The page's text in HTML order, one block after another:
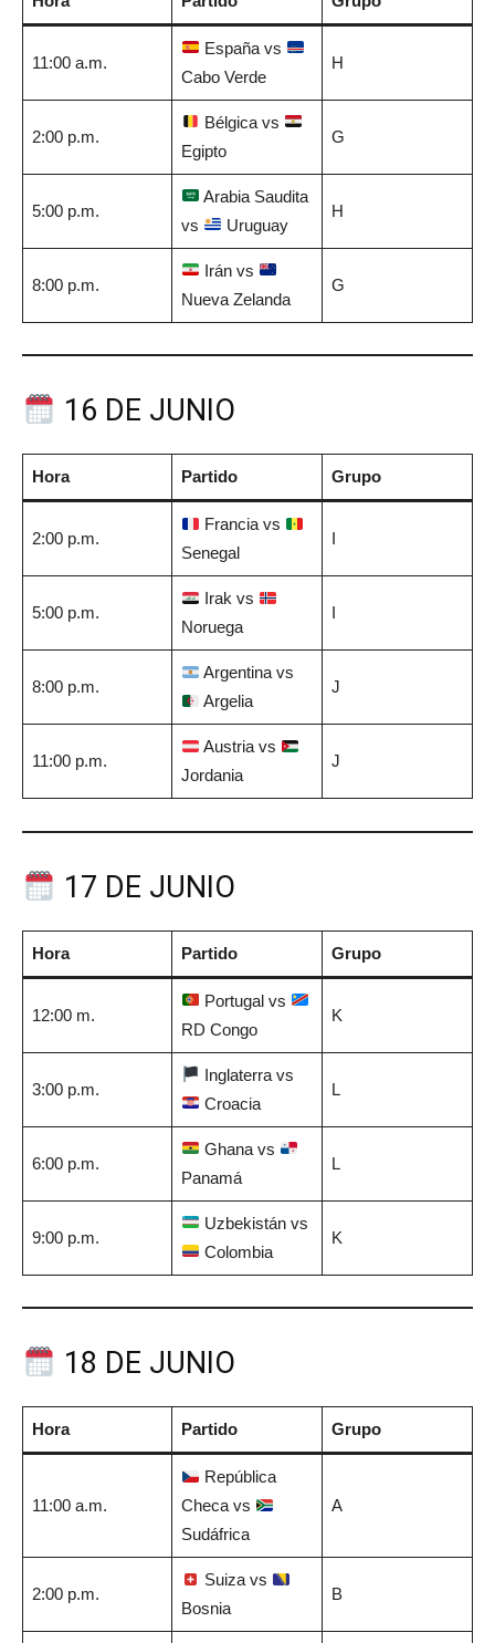
11:00 a.m.
España vs
Cabo Verde
H
2:00 p.m.
Bélgica vs
Egipto
G
5:00 p.m.
Arabia Saudita
vs
Uruguay
H
8:00 p.m.
Irán vs
Nueva Zelanda
G
16 DE JUNIO
Hora Partido Grupo
2:00 p.m.
Francia vs
Senegal
I
5:00 p.m.
Irak vs
Noruega
I
8:00 p.m.
Argentina vs
Argelia
J
11:00 p.m.
Austria vs
Jordania
J
17 DE JUNIO
Hora Partido Grupo
12:00 m.
Portugal vs
RD Congo
K
3:00 p.m.
Inglaterra vs
Croacia
L
6:00 p.m.
Ghana vs
Panamá
L
9:00 p.m.
Uzbekistán vs
Colombia
K
18 DE JUNIO
Hora Partido Grupo
11:00 a.m.
República
Checa vs
Sudáfrica
A
2:00 p.m.
Suiza vs
Bosnia
B